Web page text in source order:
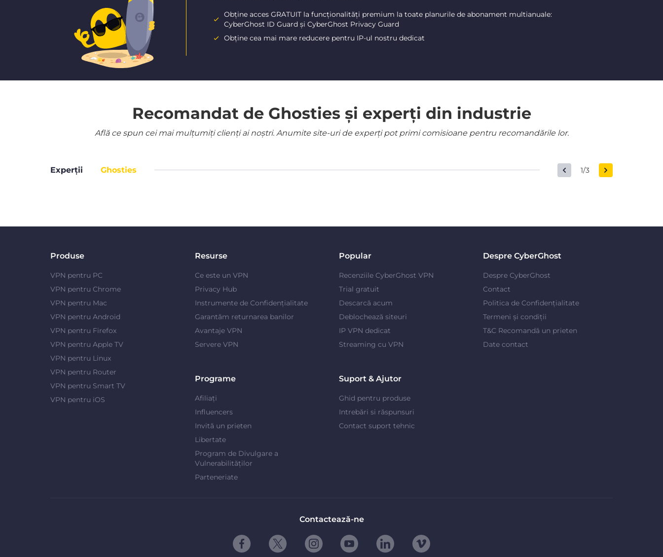
Obține acces GRATUIT la funcționalități premium la toate planurile de abonament multianuale:
CyberGhost ID Guard și CyberGhost Privacy Guard
Obține cea mai mare reducere pentru IP-ul nostru dedicat
Recomandat de Ghosties și experți din industrie
Află ce spun cei mai mulțumiți clienți ai noștri. Anumite site-uri de experți pot primi comisioane pentru recomandările lor.
Experții Ghosties 1/3
Produse
VPN pentru PC
VPN pentru Chrome
VPN pentru Mac
VPN pentru Android
VPN pentru Firefox
VPN pentru Apple TV
VPN pentru Linux
VPN pentru Router
VPN pentru Smart TV
VPN pentru iOS
Resurse
Ce este un VPN
Privacy Hub
Instrumente de Confidențialitate
Garantăm returnarea banilor
Avantaje VPN
Servere VPN
Popular
Recenziile CyberGhost VPN
Trial gratuit
Descarcă acum
Deblochează siteuri
IP VPN dedicat
Streaming cu VPN
Despre CyberGhost
Despre CyberGhost
Contact
Politica de Confidențialitate
Termeni și condiții
T&C Recomandă un prieten
Date contact
Programe
Afiliați
Influencers
Invită un prieten
Libertate
Program de Divulgare a
Vulnerabilităților
Parteneriate
Suport & Ajutor
Ghid pentru produse
Intrebări si răspunsuri
Contact suport tehnic
Contactează-ne